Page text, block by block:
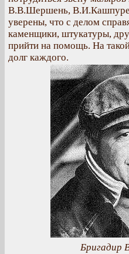
В.В.Шершень,
уверены, что с делом
каменщики, штукатуры,
прийти на помощь. На
долг каждого.
Бригадир